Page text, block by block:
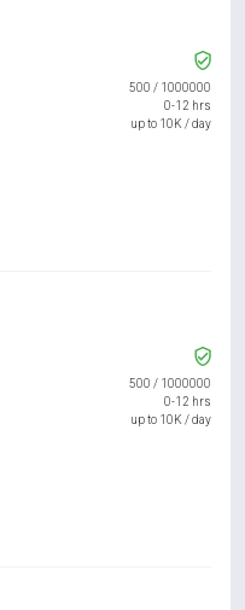
500 / 1000000
0-12 hrs
up to 10K / day
500 / 1000000
0-12 hrs
up to 10K / day